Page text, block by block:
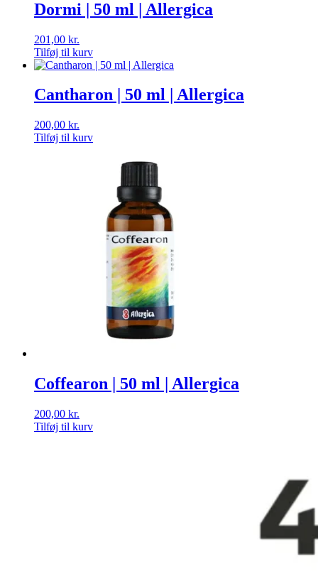
Dormi | 50 ml | Allergica
201,00 kr.
Tilføj til kurv
Cantharon | 50 ml | Allergica
200,00 kr.
Tilføj til kurv
Coffearon | 50 ml | Allergica
200,00 kr.
Tilføj til kurv